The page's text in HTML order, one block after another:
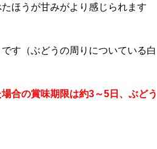
ほうが甘みがより感じられます
す（ぶどうの周りについている白
合の賞味期限は約3～5日、ぶどう